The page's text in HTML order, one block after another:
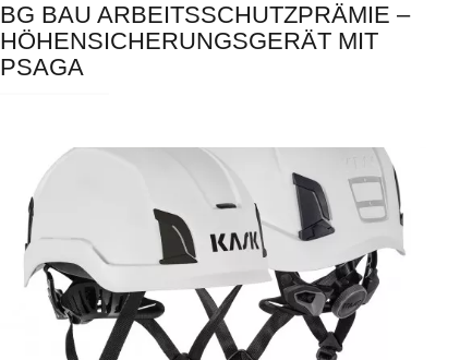
BG BAU ARBEITSSCHUTZPRÄMIE –
HÖHENSICHERUNGSGERÄT MIT
PSAGA